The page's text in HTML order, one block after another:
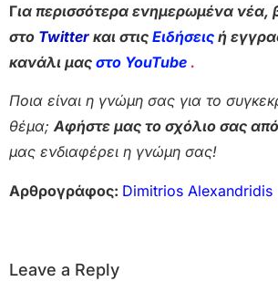
Για περισσότερα ενημερωμένα νέα,
στο Twitter και στις Ειδήσεις ή
κανάλι μας στο YouTube .
Ποια είναι η γνώμη σας για το
θέμα;Αφήστε μας το σχόλιο σας
μας ενδιαφέρει η γνώμη σας!
Αρθρογράφος: Dimitrios Alexandridis
Leave a Reply